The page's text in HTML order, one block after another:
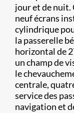
jour et de nuit.
neuf écrans
cylindrique
la passerelle
horizontal de
un champ de
le
centrale,
service des
navigation et